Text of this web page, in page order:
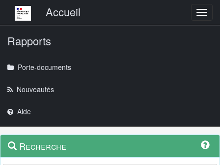
Menu principalAccueil
Rapports
Porte-documents
Nouveautés
Aide
Navigation
outils
Menu
contextuel
Recherche